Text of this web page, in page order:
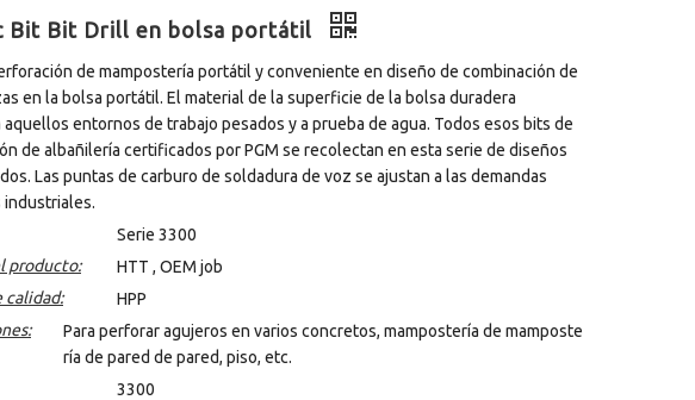
Bit Bit Drill en bolsa portátil
de mampostería portátil y conveniente en diseño de combinación de
en la bolsa portátil. El material de la superficie de la bolsa duradera
entornos de trabajo pesados ​​y a prueba de agua. Todos esos bits de
de albañilería certificados por PGM se recolectan en esta serie de diseños
Las puntas de carburo de soldadura de voz se ajustan a las demandas
industriales.
Serie 3300
producto:
HTT , OEM job
calidad:
HPP
Para perforar agujeros en varios concretos, mampostería de mamposte
ría de pared de pared, piso, etc.
3300